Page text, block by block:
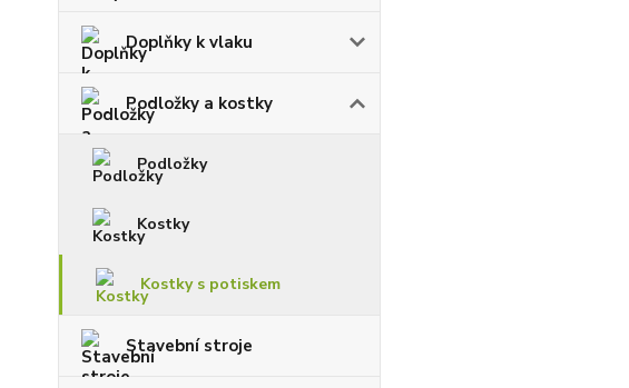
Doplňky k vlaku
Podložky a kostky
Podložky
Kostky
Kostky s potiskem
Stavební stroje